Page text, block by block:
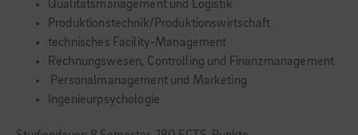
Qualitätsmanagement und Logistik
Produktionstechnik/Produktionswirtschaft
technisches Facility-Management
Rechnungswesen, Controlling und Finanzmanagement
Personalmanagement und Marketing
Ingenieurpsychologie